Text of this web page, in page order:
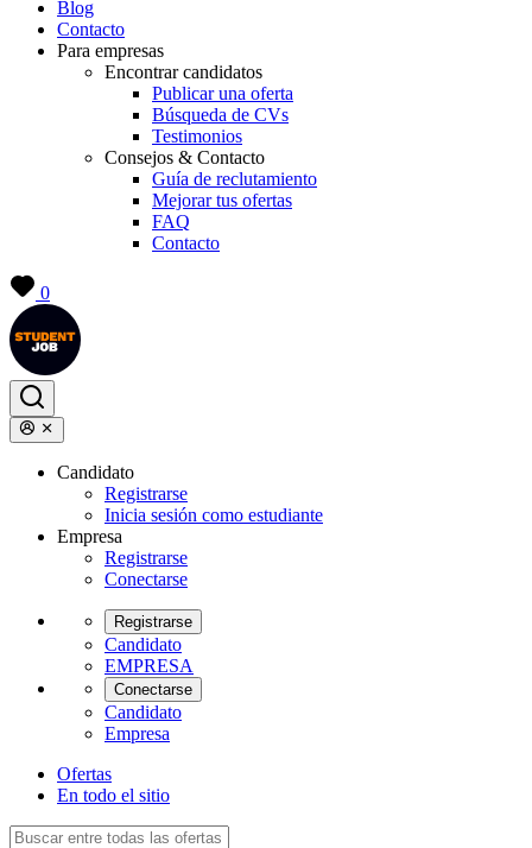
Blog
Contacto
Para empresas
Encontrar candidatos
Publicar una oferta
Búsqueda de CVs
Testimonios
Consejos & Contacto
Guía de reclutamiento
Mejorar tus ofertas
FAQ
Contacto
0
Candidato
Registrarse
Inicia sesión como estudiante
Empresa
Registrarse
Conectarse
Registrarse
Candidato
EMPRESA
Conectarse
Candidato
Empresa
Ofertas
En todo el sitio